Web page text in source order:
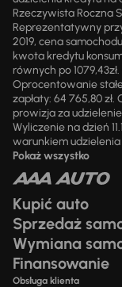
Rzeczywista Roczna
Reprezentatywny
2019, cena
kwota kredytu
równych po
Oprocentowanie
zapłaty: 64 765,80 zł.
prowizja za udzielenie
Wyliczenie na dzień
warunkiem
Pokaż wszystko
Kupić auto
Sprzedaż
Wymiana
Finansowanie
Obsługa klienta